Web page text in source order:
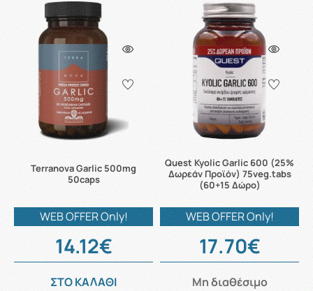
Terranova Garlic 500mg
50caps
WEB OFFER Only!
14.12€
ΣΤΟ ΚΑΛΑΘΙ
Quest Kyolic Garlic 600 (25%
Δωρεάν Προϊόν) 75veg.tabs
(60+15 Δώρο)
WEB OFFER Only!
17.70€
Μη διαθέσιμο